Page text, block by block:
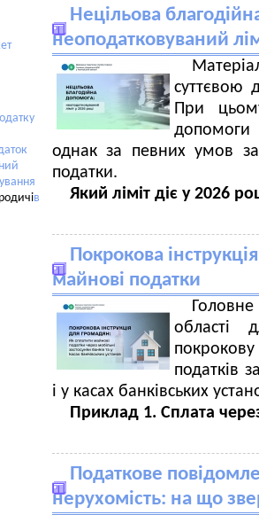
родичів
Нецільова
неоподатковуваний
суттєвою
При
допомоги
однак за певних умов за
податки.
Який ліміт діє у 2026
Покрокова
майнові податки
області
податків
і у касах банківських
Приклад 1. Сплата
Податкове
нерухомість: на що